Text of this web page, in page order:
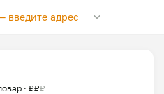
введите адрес
· ₽₽₽